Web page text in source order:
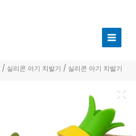
인
/ 실리콘 아기 치발기 / 실리콘 아기 치발기